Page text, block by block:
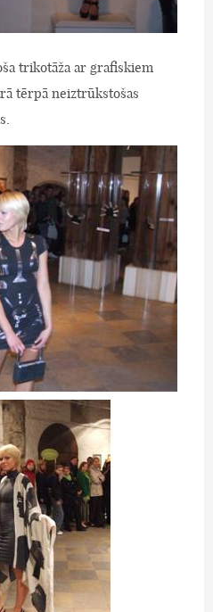
trikotāža ar grafiskiem
tērpā neiztrūkstošas